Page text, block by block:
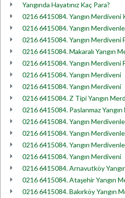
Yangında Hayatınız Kaç Para?
0216 6415084. Yangın Merdiveni
0216 6415084. Yangın
0216 6415084. Yangın Merdiveni
0216 6415084. Makaralı Yangın
0216 6415084. Yangın Merdiveni
0216 6415084. Yangın Merdiveni
0216 6415084. Yangın Merdiveni
0216 6415084. Z Tipi Yangın
0216 6415084. Paslanmaz
0216 6415084. Yangın
0216 6415084. Yangın
0216 6415084. Yangın
0216 6415084. Yangın Merdiveni
0216 6415084. Arnavutköy
0216 6415084. Ataşehir Yangın
0216 6415084. Bakırköy Yangın